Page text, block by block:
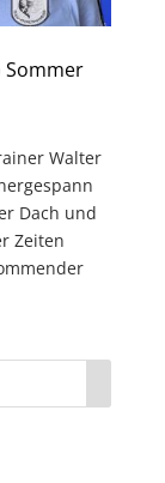
Sommer
Walter
Dach und
Zeiten